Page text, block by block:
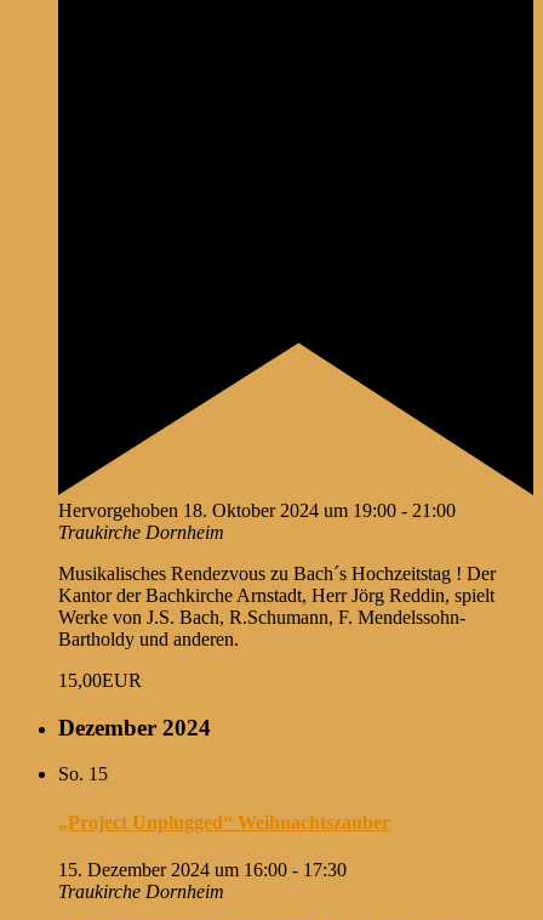
Hervorgehoben 18. Oktober 2024 um 19:00 - 21:00
Traukirche Dornheim
Musikalisches Rendezvous zu Bach´s Hochzeitstag ! Der
Kantor der Bachkirche Arnstadt, Herr Jörg Reddin, spielt
Werke von J.S. Bach, R.Schumann, F. Mendelssohn-
Bartholdy und anderen.
15,00EUR
Dezember 2024
So. 15
„Project Unplugged“ Weihnachtszauber
15. Dezember 2024 um 16:00 - 17:30
Traukirche Dornheim